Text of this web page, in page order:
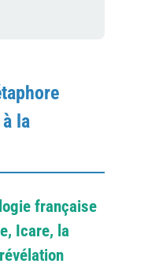
la
française
Icare, la